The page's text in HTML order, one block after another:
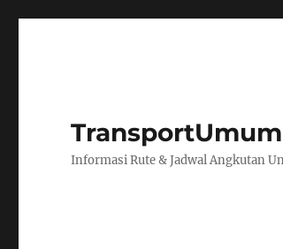
Informasi Rute & Jadwal Angkutan